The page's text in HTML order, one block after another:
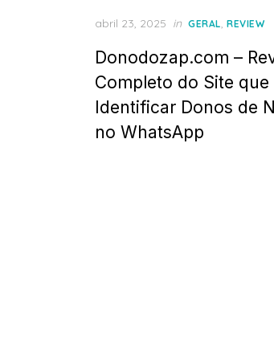
Posted
abril 23, 2025 in GERAL, REVIEW
Donodozap.com –
Completo do Site que
Identificar Donos de
no WhatsApp